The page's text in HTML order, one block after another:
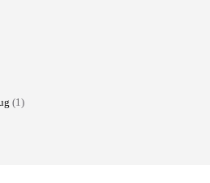
(1)